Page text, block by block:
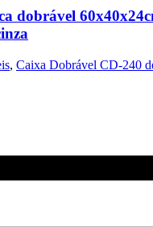
dobrável
, Caixa Dobrável CD-240